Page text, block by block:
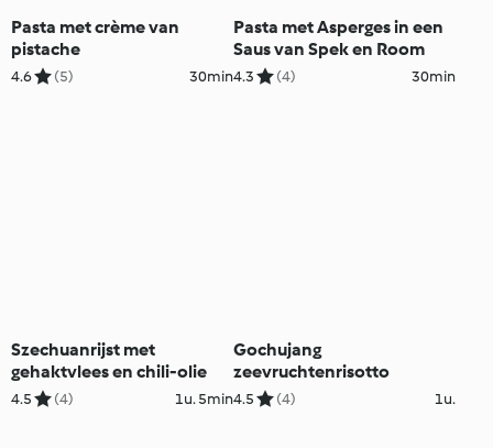
Pasta met crème van
pistache
4.6 (5) 30min
Pasta met Asperges in een
Saus van Spek en Room
4.3 (4) 30min
Szechuanrijst met
gehaktvlees en chili-olie
4.5 (4) 1u. 5min
Gochujang
zeevruchtenrisotto
4.5 (4) 1u.